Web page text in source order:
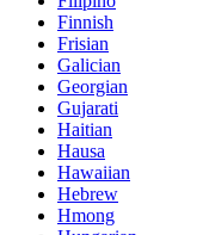
Finnish
Frisian
Galician
Georgian
Gujarati
Haitian
Hausa
Hawaiian
Hebrew
Hmong